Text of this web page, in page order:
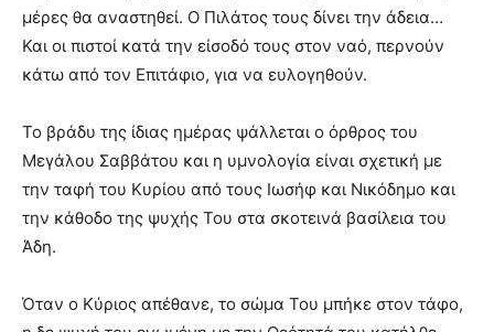
μέρες θα αναστηθεί. Ο Πιλάτος τους δίνει την άδεια…
Και οι πιστοί κατά την είσοδό τους στον ναό, περνούν
κάτω από τον Επιτάφιο, για να ευλογηθούν.
Το βράδυ της ίδιας ημέρας ψάλλεται ο όρθρος του
Μεγάλου Σαββάτου και η υμνολογία είναι σχετική με
την ταφή του Κυρίου από τους Ιωσήφ και Νικόδημο και
την κάθοδο της ψυχής Του στα σκοτεινά βασίλεια του
Άδη.
Όταν ο Κύριος απέθανε, το σώμα Του μπήκε στον τάφο,